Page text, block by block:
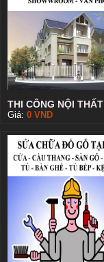
THI CÔNG NỘI THẤT
Giá: 0 VND